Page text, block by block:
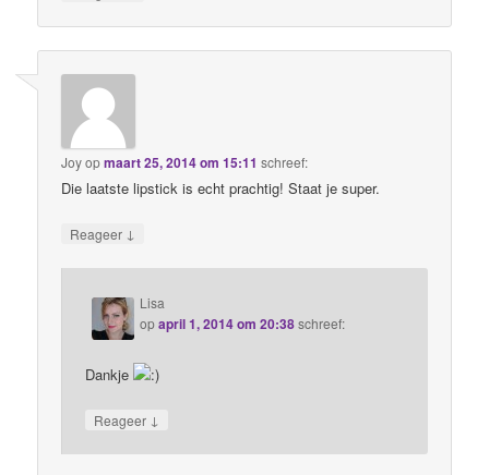
Joyopmaart 25, 2014 om 15:11 schreef:
Die laatste lipstick is echt prachtig! Staat je super.
Reageer ↓
Lisa
opapril 1, 2014 om 20:38schreef:
Dankje
Reageer ↓